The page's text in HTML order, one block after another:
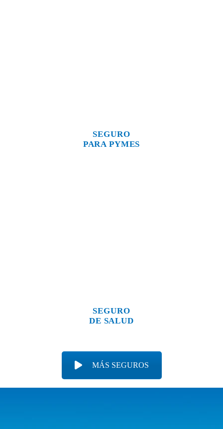
SEGURO
PARA PYMES
SEGURO
DE SALUD
MÁS SEGUROS